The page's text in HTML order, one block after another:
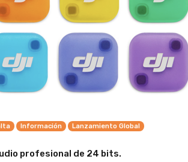
Información
Lanzamiento Global
profesional de 24 bits.